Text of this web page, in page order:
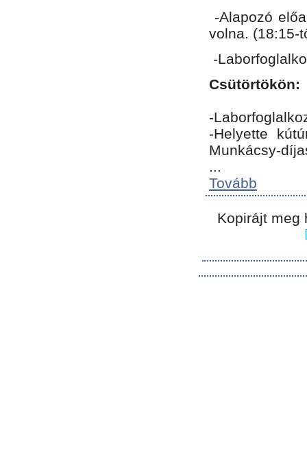
-Alapozó
volna. (18:15-
-
Csütörtökön:
-
-Helyette
Munkácsy-
...
Tovább
Kopirájt meg